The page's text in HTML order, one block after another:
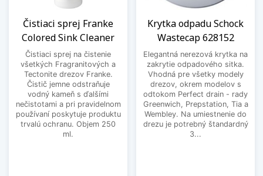
Čistiaci sprej Franke
Colored Sink Cleaner
Čistiaci sprej na čistenie
všetkých Fragranitových a
Tectonite drezov Franke.
Čistič jemne odstraňuje
vodný kameň s ďalšími
nečistotami a pri pravidelnom
používaní poskytuje produktu
trvalú ochranu. Objem 250
ml.
Krytka odpadu Schock
Wastecap 628152
Elegantná nerezová krytka na
zakrytie odpadového sitka.
Vhodná pre všetky modely
drezov, okrem modelov s
odtokom Perfect drain - rady
Greenwich, Prepstation, Tia a
Wembley. Na umiestnenie do
drezu je potrebný štandardný
3...